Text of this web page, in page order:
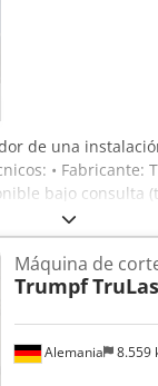
de una
• Fabricante:
bajo
previa cita en
en los datos
Alemania 8.559
Máquina de
Trumpf